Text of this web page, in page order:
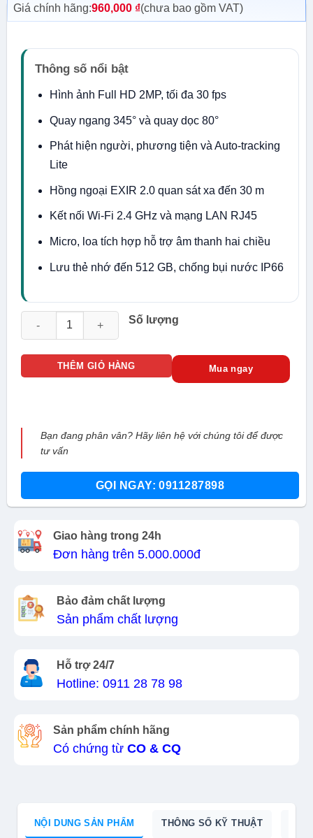
Giá chính hãng:960,000 ₫(chưa bao gồm VAT)
Thông số nổi bật
Hình ảnh Full HD 2MP, tối đa 30 fps
Quay ngang 345° và quay dọc 80°
Phát hiện người, phương tiện và Auto-tracking
Lite
Hồng ngoại EXIR 2.0 quan sát xa đến 30 m
Kết nối Wi-Fi 2.4 GHz và mạng LAN RJ45
Micro, loa tích hợp hỗ trợ âm thanh hai chiều
Lưu thẻ nhớ đến 512 GB, chống bụi nước IP66
Số lượng
Camera IP Hikvision Mini PT 2MP DS-2DE2C200IWG/W số
THÊM GIỎ HÀNG Mua ngay
Bạn đang phân vân? Hãy liên hệ với chúng tôi để được
tư vấn
GỌI NGAY: 0911287898
Giao hàng trong 24h
Đơn hàng trên 5.000.000đ
Bảo đảm chất lượng
Sản phẩm chất lượng
Hỗ trợ 24/7
Hotline: 0911 28 78 98
Sản phẩm chính hãng
Có chứng từ CO & CQ
NỘI DUNG SẢN PHẨM THÔNG SỐ KỸ THUẬT